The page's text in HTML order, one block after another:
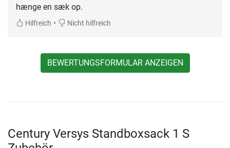
hænge en sæk op.
Hilfreich • Nicht hilfreich
BEWERTUNGSFORMULAR ANZEIGEN
Century Versys Standboxsack 1 S